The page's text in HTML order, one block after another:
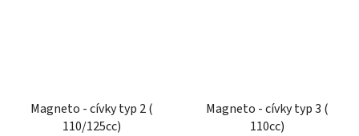
Magneto - cívky typ 2 (
110/125cc)
Magneto - cívky typ 3 (
110cc)